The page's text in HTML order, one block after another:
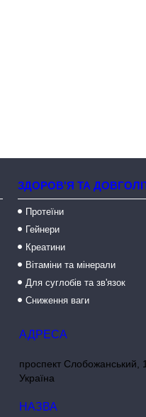
ЗДОРОВ'Я ТА
Протеїни
Гейнери
Креатини
Вітаміни та мінерали
Для суглобів та зв'язок
Сниження ваги
проспект Слобожанський,
Україна